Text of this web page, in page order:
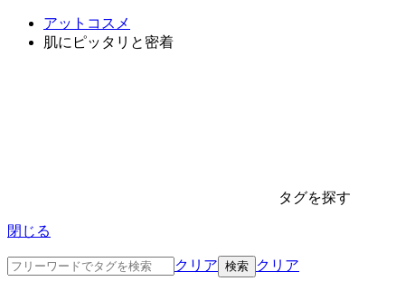
アットコスメ
肌にピッタリと密着
タグを探す
閉じる
クリア クリア